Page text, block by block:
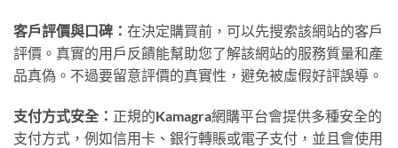
客戶評價與口碑： 在決定購買前，可以先搜索該網站的客戶
評價。真實的用戶反饋能幫助您了解該網站的服務質量和產
品真偽。不過要留意評價的真實性，避免被虛假好評誤導。
支付方式安全： 正規的Kamagra網購平台會提供多種安全的
支付方式，例如信用卡、銀行轉賬或電子支付，並且會使用